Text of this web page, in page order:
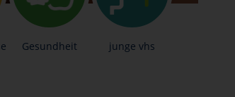
Gesundheit junge vhs